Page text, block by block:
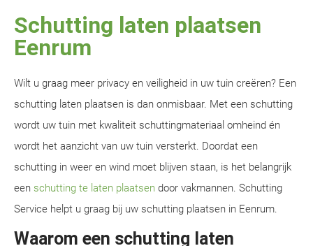
Schutting laten plaatsen
Eenrum
Wilt u graag meer privacy en veiligheid in uw tuin creëren? Een
schutting laten plaatsen is dan onmisbaar. Met een schutting
wordt uw tuin met kwaliteit schuttingmateriaal omheind én
wordt het aanzicht van uw tuin versterkt. Doordat een
schutting in weer en wind moet blijven staan, is het belangrijk
een schutting te laten plaatsen door vakmannen. Schutting
Service helpt u graag bij uw schutting plaatsen in Eenrum.
Waarom een schutting laten